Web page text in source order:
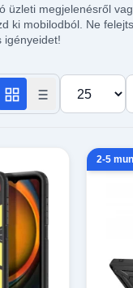
megjelenésről
ki mobilodból. Ne
igényeidet!
Termékek
2-5